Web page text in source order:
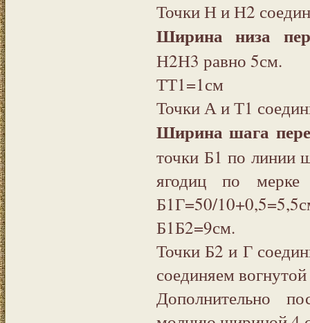
Точки Н и Н2
Ширина низа
Н2Н3 равно 5см.
ТТ1=1см
Точки А и Т1
Ширина шага
точки Б1 по линии
ягодиц по
Б1Г=50/
Б1Б2=9см.
Точки Б2 и Г
соединяем
Дополнительно